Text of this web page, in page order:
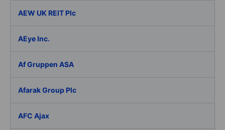
AEW UK REIT Plc
AEye Inc.
Af Gruppen ASA
Afarak Group Plc
AFC Ajax